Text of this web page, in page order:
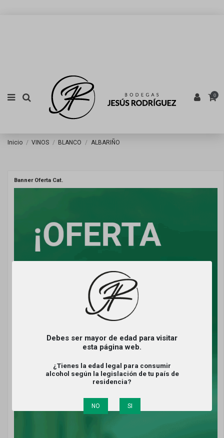
Debes ser mayor de edad para visitar
esta página web.
¿Tienes la edad legal para consumir
alcohol según la legislación de tu país de
residencia?
NO SI
0
Inicio VINOS BLANCO ALBARIÑO
Banner Oferta Cat.